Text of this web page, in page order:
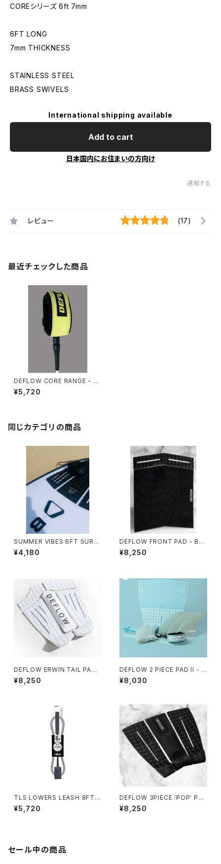
COREシリーズ 6ft 7mm
6FT LONG
7mm THICKNESS
STAINLESS STEEL
BRASS SWIVELS
International shipping available
Add to cart
日本国内にお住まいの方向け
通報する
レビュー (17)
最近チェックした商品
DEFLOW CORE RANGE - 6f
t 7mmREGULAR / ACID LEM
ON デフロー サーフリーシュ
¥5,720
同じカテゴリの商品
SUMMER VIBES 6FT SURF
BOARD LEASH - BLACK
¥4,180
DEFLOW FRONT PAD - BLA
CK/デフロー フロントパット
6ピース 3mm
¥8,250
DEFLOW ERWIN TAIL PAD
WHITE/デフロー デッキパッ
ド スペイン フランス
¥8,250
DEFLOW 2 PIECE PAD II - M
INT デフローデッキパット サー
フィン
¥8,030
TLS LOWERS LEASH 8FT｜
直径6mm
¥5,720
DEFLOW 3PIECE 'POP' PAD
- BLACK/デフローデッキパッ
ド サーフィン
¥8,250
セール中の商品